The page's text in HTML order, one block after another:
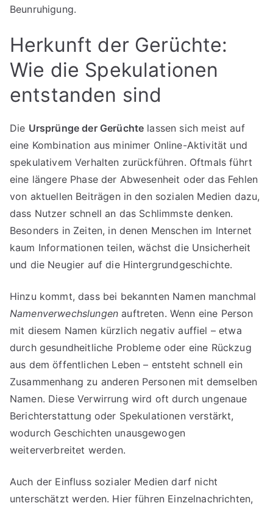
Beunruhigung.
Herkunft der Gerüchte:
Wie die Spekulationen
entstanden sind
Die Ursprünge der Gerüchte lassen sich meist auf
eine Kombination aus minimer Online-Aktivität und
spekulativem Verhalten zurückführen. Oftmals führt
eine längere Phase der Abwesenheit oder das Fehlen
von aktuellen Beiträgen in den sozialen Medien dazu,
dass Nutzer schnell an das Schlimmste denken.
Besonders in Zeiten, in denen Menschen im Internet
kaum Informationen teilen, wächst die Unsicherheit
und die Neugier auf die Hintergrundgeschichte.
Hinzu kommt, dass bei bekannten Namen manchmal
Namenverwechslungen auftreten. Wenn eine Person
mit diesem Namen kürzlich negativ auffiel – etwa
durch gesundheitliche Probleme oder eine Rückzug
aus dem öffentlichen Leben – entsteht schnell ein
Zusammenhang zu anderen Personen mit demselben
Namen. Diese Verwirrung wird oft durch ungenaue
Berichterstattung oder Spekulationen verstärkt,
wodurch Geschichten unausgewogen
weiterverbreitet werden.
Auch der Einfluss sozialer Medien darf nicht
unterschätzt werden. Hier führen Einzelnachrichten,